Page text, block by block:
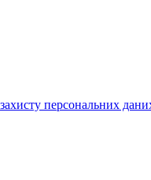
персональних